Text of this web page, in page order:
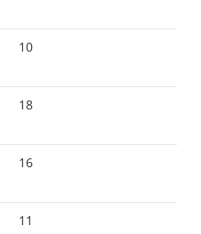
10
18
16
11